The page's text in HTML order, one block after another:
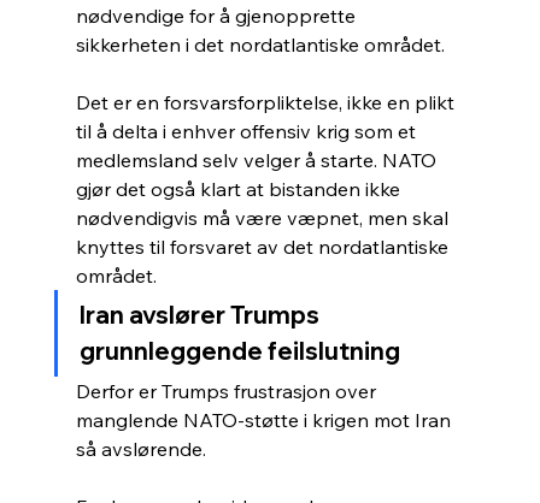
nødvendige for å gjenopprette
sikkerheten i det nordatlantiske området.
Det er en forsvarsforpliktelse, ikke en plikt
til å delta i enhver offensiv krig som et
medlemsland selv velger å starte. NATO
gjør det også klart at bistanden ikke
nødvendigvis må være væpnet, men skal
knyttes til forsvaret av det nordatlantiske
området.
Iran avslører Trumps
grunnleggende feilslutning
Derfor er Trumps frustrasjon over
manglende NATO-støtte i krigen mot Iran
så avslørende.